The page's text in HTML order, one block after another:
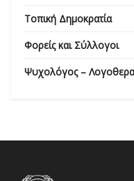
Τοπική Δημοκρατία
Φορείς και Σύλλογοι
Ψυχολόγος –